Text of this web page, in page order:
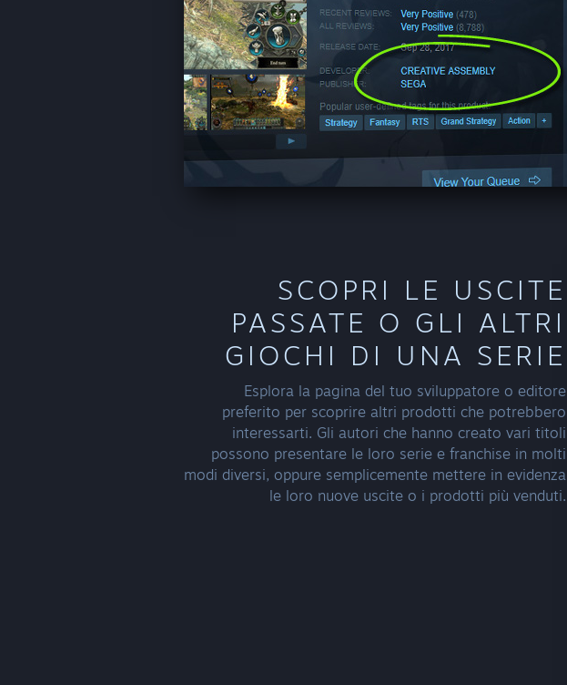
SCOPRI LE USCITE
PASSATE O GLI ALTRI
GIOCHI DI UNA SERIE
Esplora la pagina del tuo sviluppatore o editore
preferito per scoprire altri prodotti che potrebbero
interessarti. Gli autori che hanno creato vari titoli
possono presentare le loro serie e franchise in molti
modi diversi, oppure semplicemente mettere in evidenza
le loro nuove uscite o i prodotti più venduti.